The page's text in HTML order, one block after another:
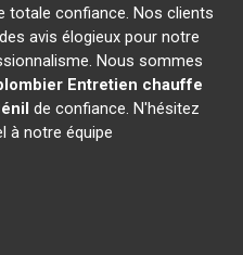
totale confiance. Nos clients
avis élogieux pour notre
Nous sommes
Entretien chauffe
de confiance. N'hésitez
à notre équipe